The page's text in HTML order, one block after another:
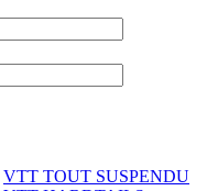
VTT TOUT SUSPENDU